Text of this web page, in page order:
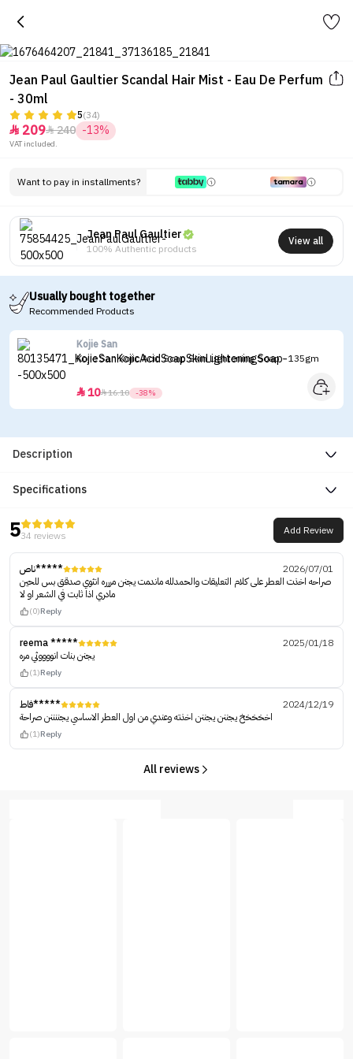
Jean Paul Gaultier Scandal Hair Mist - Eau De Perfum
- 30ml
5(34)
 209240 -13%
VAT included.
Want to pay in installments?
Jean Paul Gaultier
100% Authentic products
View all
Usually bought together
Recommended Products
Kojie San
Kojie San Kojic Acid Soap Skin Lightening Soap - 135gm
1016.10 -38%
Description
Specifications
534 reviews Add Review
ناص*****
2026/07/01
صراحه اخذت العطر على كلام التعليقات والحمدلله ماندمت يجنن مررره انثوي صدقق بس للحين
مادري اذا ثابت في الشعر او لا
(0)Reply
reema *****
2025/01/18
يجنن بنات انووووثي مره
(1)Reply
فاط*****
2024/12/19
اخخخخخ يجننن يجننن اخذته وعندي من اول العطر الاساسي يجننننن صراحة
(1)Reply
All reviews